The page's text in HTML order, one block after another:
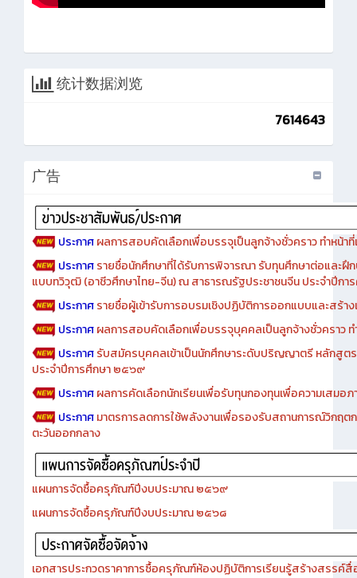
统计数据浏览
7614643
广告
ประกาศผลการสอบคัดเลือกเพื่อบรรจุเป็นลูกจ้างชั่วคราว ทำหน้าที่
ประกาศรายชื่อนักศึกษาที่ได้รับการพิจารณา รับทุนศึกษาต่อและฝึ
แบบทวิวุฒิ (อาชีวศึกษาไทย-จีน) ณ สาธารณรัฐประชาชนจีน ประจำปีก
ประกาศรายชื่อผู้เข้ารับการอบรมเชิงปฏิบัติการออกแบบและสร้า
ประกาศผลการสอบคัดเลือกเพื่อบรรจุบุคคลเป็นลูกจ้างชั่วคราว ท
ประกาศรับสมัครบุคคลเข้าเป็นนักศึกษาระดับปริญญาตรี หลักสูต
ประจำปีการศึกษา ๒๕๖๙
ประกาศผลการคัดเลือกนักเรียนเพื่อรับทุนกองทุนเพื่อความเสมอ
ประกาศมาตรการลดการใช้พลังงานเพื่อรองรับสถานการณ์วิกฤ
ตะวันออกกลาง
แผนการจัดซื้อครุภัณฑ์ปีงบประมาณ ๒๕๖๙
แผนการจัดซื้อครุภัณฑ์ปีงบประมาณ ๒๕๖๘
เอกสารประกวดราคาการซื้อครุภัณฑ์ห้องปฏิบัติการเรียนรู้สร้างสรรค์